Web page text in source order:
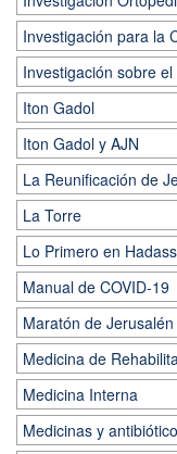
Investigación para la
Investigación sobre el
Iton Gadol
Iton Gadol y AJN
La Reunificación de
La Torre
Lo Primero en
Manual de COVID-19
Maratón de Jerusalén
Medicina de
Medicina Interna
Medicinas y